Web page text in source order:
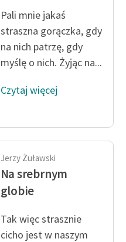
Pali mnie jakaś
straszna gorączka, gdy
na nich patrzę, gdy
myślę o nich. Żyjąc na...
Czytaj więcej
Jerzy Żuławski
Na srebrnym
globie
Tak więc strasznie
cicho jest w naszym